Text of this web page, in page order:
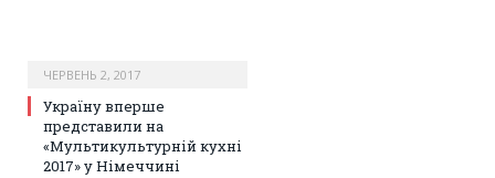
ЧЕРВЕНЬ 2, 2017
Україну вперше
представили на
«Мультикультурній кухні
2017» у Німеччині